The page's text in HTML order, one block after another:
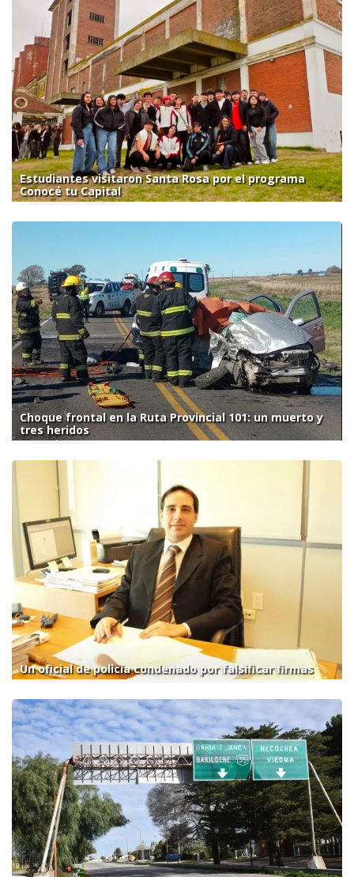
Estudiantes visitaron Santa Rosa por el programa
Conocé tu Capital
Choque frontal en la Ruta Provincial 101: un muerto y
tres heridos
Un oficial de policía condenado por falsificar firmas